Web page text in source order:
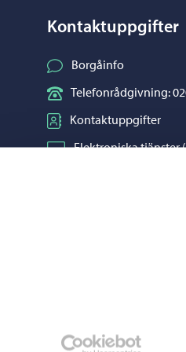
Kontaktuppgifter
Borgåinfo
Telefonrådgivning:
Kontaktuppgifter
Elektroniska tjänster
Kartor och
Ge respons